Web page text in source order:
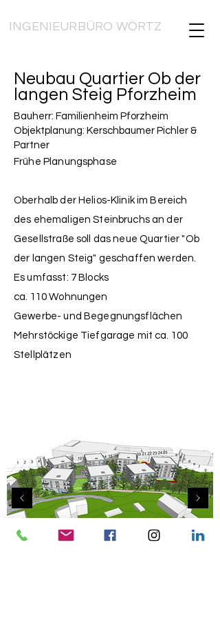
INGENIEURBÜRO WÖRTZ
Neubau Quartier Ob der
langen Steig Pforzheim
Bauherr: Familienheim Pforzheim
Objektplanung: Kerschbaumer Pichler &
Partner
Frühe Planungsphase
Oberhalb der Helios-Klinik im Bereich
des ehemaligen Steinbruchs an der
Gesellstraße soll das neue Quartier "Ob
der langen Steig" geschaffen werden.
Es umfasst: 7 Blocks
ca. 110 Wohnungen
Gewerbe- und Begegnungsflächen
Mehrstöckige Tiefgarage mit ca. 100
Stellplätzen